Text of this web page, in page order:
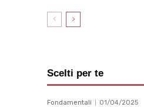
Scelti per te
Fondamentali 01/04/2025